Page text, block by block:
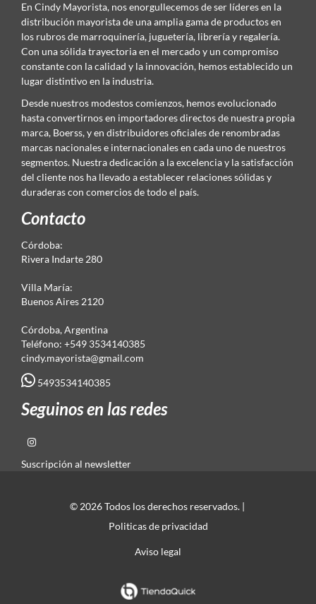
En Cindy Mayorista, nos enorgullecemos de ser líderes en la
distribución mayorista de una amplia gama de productos en
los rubros de marroquinería, juguetería, librería y regalería.
Con una sólida trayectoria en el mercado y un compromiso
constante con la calidad y la innovación, hemos establecido un
lugar distintivo en la industria.
Desde nuestros modestos comienzos, hemos evolucionado
hasta convertirnos en importadores directos de nuestra propia
marca, Boerss, y en distribuidores oficiales de renombradas
marcas nacionales e internacionales en cada uno de nuestros
segmentos. Nuestra dedicación a la excelencia y la satisfacción
del cliente nos ha llevado a establecer relaciones sólidas y
duraderas con comercios de todo el país.
Contacto
Córdoba:
Rivera Indarte 280
Villa María:
Buenos Aires 2120
Córdoba, Argentina
Teléfono: +549 3534140385
cindy.mayorista@gmail.com
5493534140385
Seguinos en las redes
Suscripción al newsletter
© 2026 Todos los derechos reservados. |
Politicas de privacidad
Aviso legal